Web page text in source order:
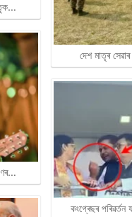
দেশ মাতৃৰ
কংগ্ৰেছৰ